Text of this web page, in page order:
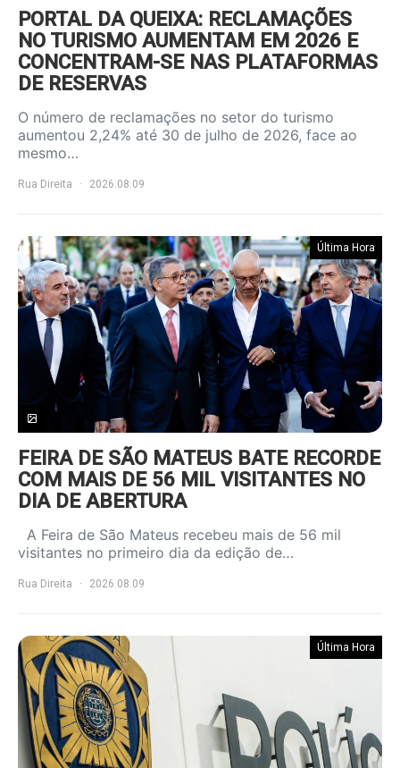
PORTAL DA QUEIXA: RECLAMAÇÕES
NO TURISMO AUMENTAM EM 2026 E
CONCENTRAM-SE NAS PLATAFORMAS
DE RESERVAS
O número de reclamações no setor do turismo
aumentou 2,24% até 30 de julho de 2026, face ao
mesmo…
Rua Direita 2026.08.09
Última Hora
FEIRA DE SÃO MATEUS BATE RECORDE
COM MAIS DE 56 MIL VISITANTES NO
DIA DE ABERTURA
A Feira de São Mateus recebeu mais de 56 mil
visitantes no primeiro dia da edição de…
Rua Direita 2026.08.09
Última Hora